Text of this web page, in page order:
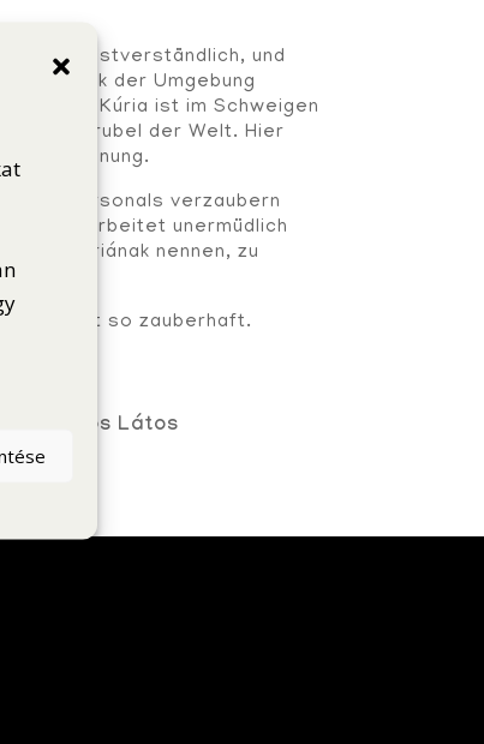
ist selbstverständlich, und
Dank der Umgebung
die Kúria ist im Schweigen
vom Trubel der Welt. Hier
Entspannung.
des Personals verzaubern
Teams arbeitet unermüdlich
Kúriának nennen, zu
Kúriát so zauberhaft.
és Lajos Látos